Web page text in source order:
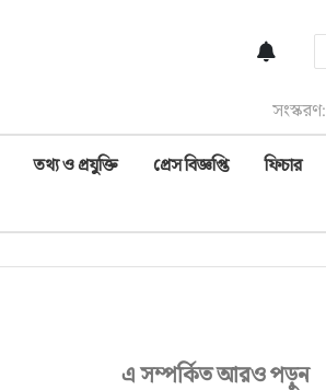
সংস্করণ:
তথ্য ও প্রযুক্তি প্রেস বিজ্ঞপ্তি ফিচার
এ সম্পর্কিত আরও পড়ুন